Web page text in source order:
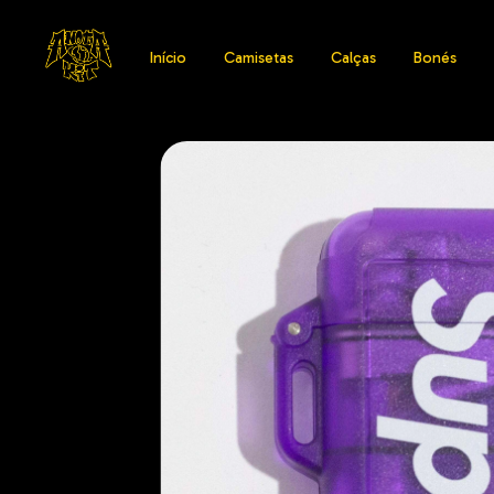
Início Camisetas Calças Bonés